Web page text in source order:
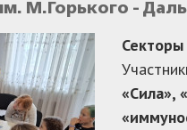
М.Горького -
Секторы
«Сила»,